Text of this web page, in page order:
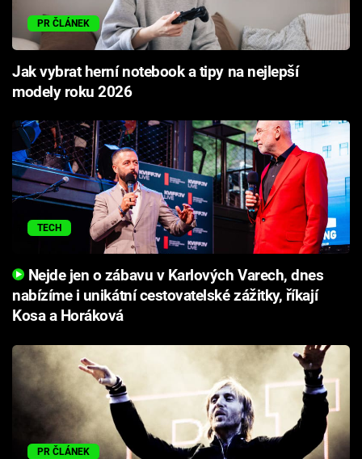
PR ČLÁNEK
Jak vybrat herní notebook a tipy na nejlepší
modely roku 2026
TECH
Nejde jen o zábavu v Karlových Varech, dnes
nabízíme i unikátní cestovatelské zážitky, říkají
Kosa a Horáková
PR ČLÁNEK